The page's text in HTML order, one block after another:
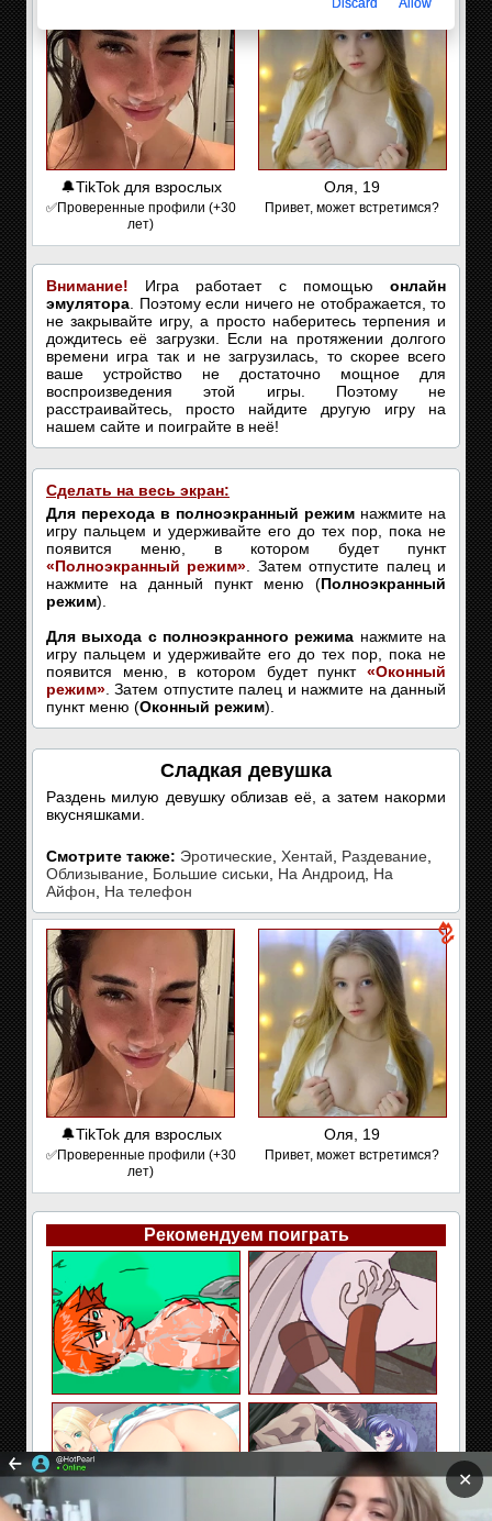
🔔TikTok для взрослых
✅Проверенные профили (+30
лет)
Оля, 19
Привет, может встретимся?
Внимание! Игра работает с помощью онлайн
эмулятора . Поэтому если ничего не отображается, то
не закрывайте игру, а просто наберитесь терпения и
дождитесь её загрузки. Если на протяжении долгого
времени игра так и не загрузилась, то скорее всего
ваше устройство не достаточно мощное для
воспроизведения этой игры. Поэтому не
расстраивайтесь, просто найдите другую игру на
нашем сайте и поиграйте в неё!
Сделать на весь экран:
Для перехода в полноэкранный режим нажмите на
игру пальцем и удерживайте его до тех пор, пока не
появится меню, в котором будет пункт
«Полноэкранный режим» . Затем отпустите палец и
нажмите на данный пункт меню (Полноэкранный
режим).
Для выхода с полноэкранного режима нажмите на
игру пальцем и удерживайте его до тех пор, пока не
появится меню, в котором будет пункт «Оконный
режим» . Затем отпустите палец и нажмите на данный
пункт меню (Оконный режим).
Сладкая девушка
Раздень милую девушку облизав её, а затем накорми
вкусняшками.
Смотрите также: Эротические Хентай Раздевание
Облизывание Большие сиськи На Андроид
На
Айфон
На телефон
🔔TikTok для взрослых
✅Проверенные профили (+30
лет)
Оля, 19
Привет, может встретимся?
Рекомендуем поиграть
Discard Allow
✕